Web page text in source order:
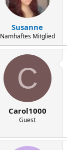
Susanne
Namhaftes Mitglied
C
Carol1000
Guest